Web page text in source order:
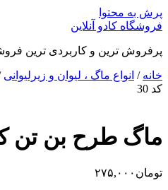
پرش به محتوا
فروشگاه کادو آنلاین
پرفروش ترین و کاربردی ترین
خانه / انواع ماگ ، لیوان و زیرلیوانی
کد 30
ماگ طرح بن تن کد
تومان ۲۷۵,۰۰۰